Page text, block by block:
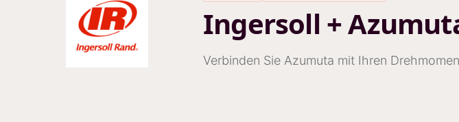
Ingersoll +
Verbinden Sie Azumuta mit Ihren